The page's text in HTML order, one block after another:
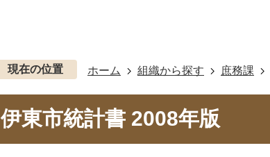
現在の位置 ホーム 組織から探す 庶務課
伊東市統計書 2008年版